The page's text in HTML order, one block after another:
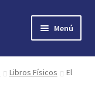
Menú
Libros Físicos
El